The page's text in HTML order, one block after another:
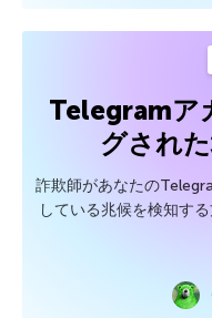
Telegramア
グされ
詐欺師があなたの
している兆候を検知す